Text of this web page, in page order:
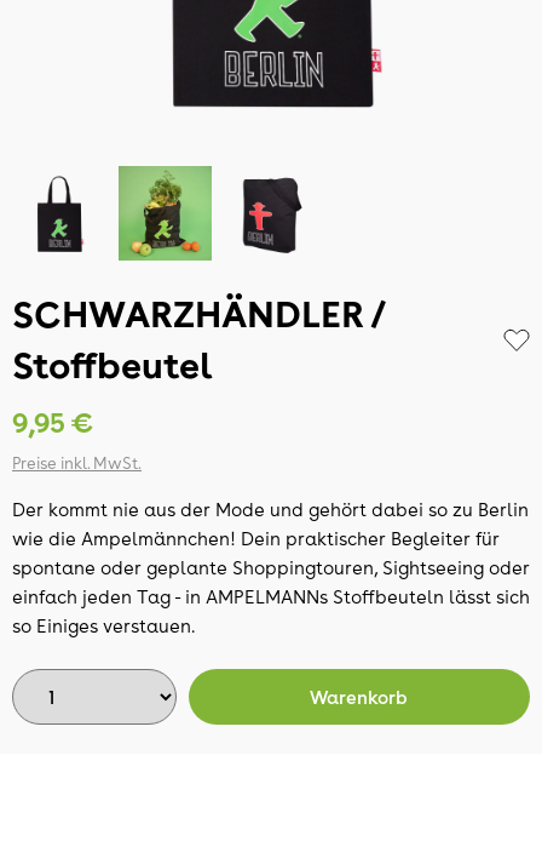
SCHWARZHÄNDLER /
Stoffbeutel
9,95 €
Preise inkl. MwSt.
Der kommt nie aus der Mode und gehört dabei so zu Berlin
wie die Ampelmännchen! Dein praktischer Begleiter für
spontane oder geplante Shoppingtouren, Sightseeing oder
einfach jeden Tag - in AMPELMANNs Stoffbeuteln lässt sich
so Einiges verstauen.
Warenkorb